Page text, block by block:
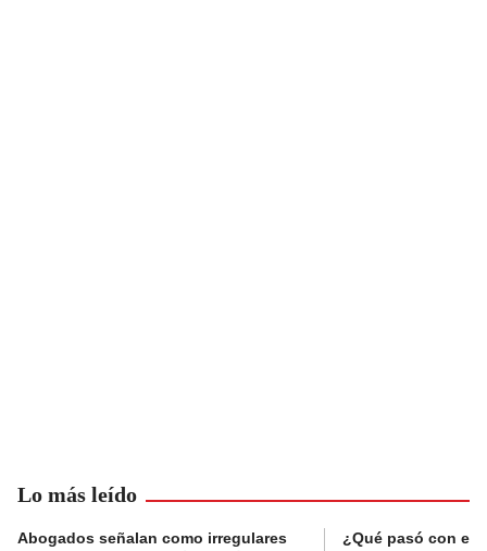
Lo más leído
Abogados señalan como irregulares
¿Qué pasó con el